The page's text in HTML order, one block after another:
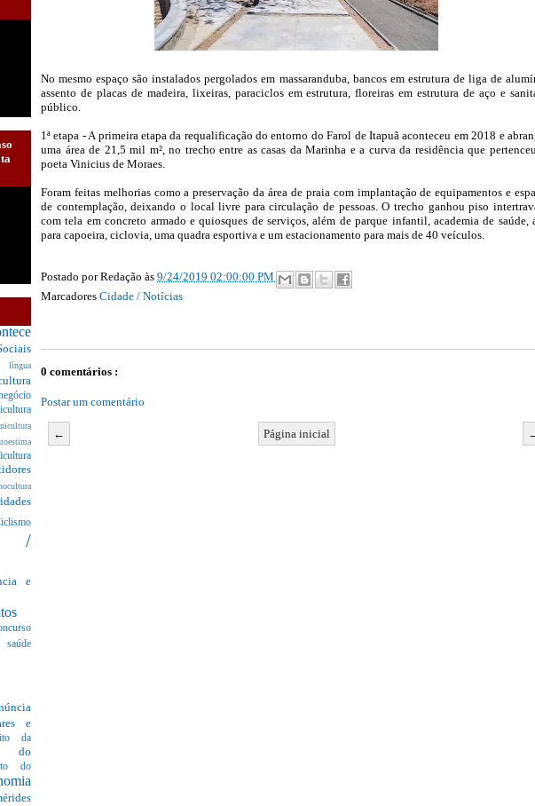
/
e
e
da
do
do
No mesmo espaço são instalados pergolados em massaranduba, bancos em estrutura de liga de
assento de placas de madeira, lixeiras, paraciclos em estrutura, floreiras em estrutura de aço e
público.
1ª etapa - A primeira etapa da requalificação do entorno do Farol de Itapuã aconteceu em 2018 e
uma área de 21,5 mil m², no trecho entre as casas da Marinha e a curva da residência que
poeta Vinicius de Moraes.
Foram feitas melhorias como a preservação da área de praia com implantação de equipamentos e
de contemplação, deixando o local livre para circulação de pessoas. O trecho ganhou piso
com tela em concreto armado e quiosques de serviços, além de parque infantil, academia de saúde,
para capoeira, ciclovia, uma quadra esportiva e um estacionamento para mais de 40 veículos.
Postado porRedação às 9/24/2019 02:00:00 PM
Marcadores Cidade / Notícias
0 comentários :
Postar um comentário
← Página inicial